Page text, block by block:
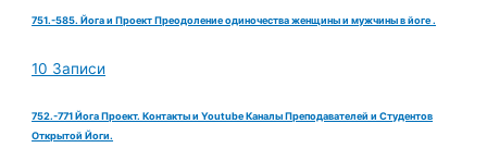
751.-585. Йога и Проект Преодоление одиночества женщины и мужчины в йоге .
10 Записи
752.-771 Йога Проект. Контакты и Youtube Каналы Преподавателей и Студентов
Открытой Йоги.